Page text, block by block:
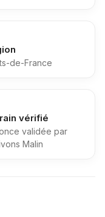
de-France
vérifié
validée par
Malin